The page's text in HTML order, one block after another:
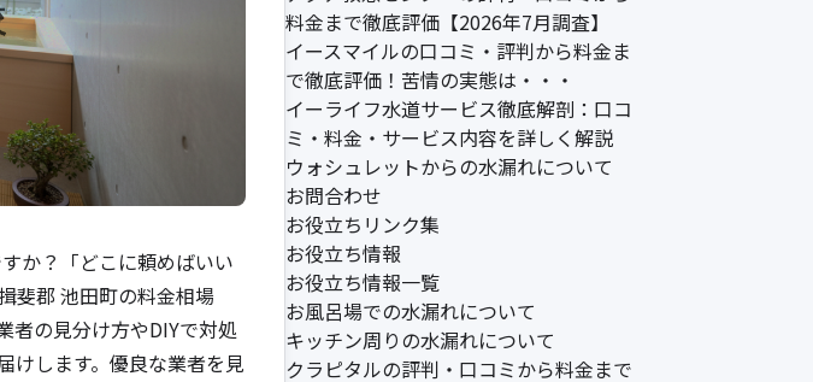
か？「どこに頼めばいい
斐郡 池田町の料金相場
者の見分け方やDIYで対処
けします。優良な業者を見
料金まで徹底評価【2026年7月調査】
イースマイルの口コミ・評判から料金ま
で徹底評価！苦情の実態は・・・
イーライフ水道サービス徹底解剖：口コ
ミ・料金・サービス内容を詳しく解説
ウォシュレットからの水漏れについて
お問合わせ
お役立ちリンク集
お役立ち情報
お役立ち情報一覧
お風呂場での水漏れについて
キッチン周りの水漏れについて
クラピタルの評判・口コミから料金まで